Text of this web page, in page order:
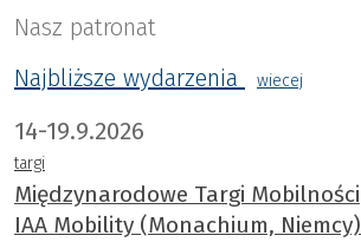
Nasz patronat
Najbliższe wydarzenia
wiecej
14-19.9.2026
targi
Międzynarodowe Targi Mobilności
IAA Mobility (Monachium, Niemcy)